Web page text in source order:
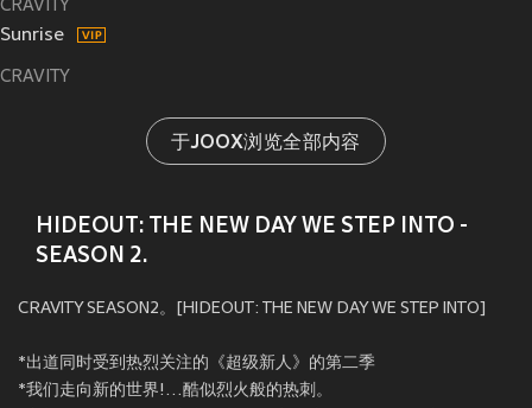
CRAVITY
Sunrise
CRAVITY
于JOOX浏览全部内容
HIDEOUT: THE NEW DAY WE STEP INTO -
SEASON 2.
CRAVITY SEASON2。[HIDEOUT: THE NEW DAY WE STEP INTO]
*出道同时受到热烈关注的《超级新人》的第二季
*我们走向新的世界!…酷似烈火般的热刺。